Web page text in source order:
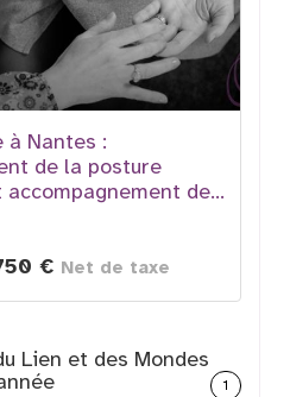
à Nantes :
de la posture
des
: € Net de taxe
Lien et des Mondes
1